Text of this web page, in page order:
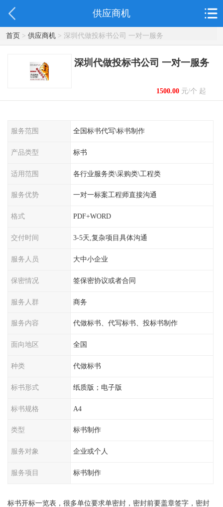
供应商机
首页> 供应商机> 深圳代做投标书公司 一对一服务
深圳代做投标书公司 一对一服务
1500.00元/个 起
服务范围 全国标书代写\标书制作
产品类型 标书
适用范围 各行业服务类\采购类\工程类
服务优势 一对一标案工程师直接沟通
格式 PDF+WORD
交付时间 3-5天,复杂项目具体沟通
服务人员 大中小企业
保密情况 签保密协议或者合同
服务人群 商务
服务内容 代做标书、代写标书、投标书制作
面向地区 全国
种类 代做标书
标书形式 纸质版；电子版
标书规格 A4
类型 标书制作
服务对象 企业或个人
服务项目 标书制作
标书开标一览表，很多单位要求单密封，密封前要盖章签字，密封